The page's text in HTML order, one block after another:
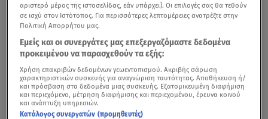
αριστερό μέρος της ιστοσελίδας, εάν υπάρχει]. Οι επιλογές σας θα τεθούν
σε ισχύ στον Ιστότοπος. Για περισσότερες λεπτομέρειες ανατρέξτε στην
Πολιτική Απορρήτου μας.
Εμείς και οι συνεργάτες μας επεξεργαζόμαστε δεδομένα
προκειμένου να παρασχεθούν τα εξής:
Χρήση επακριβών δεδομένων γεωεντοπισμού. Ακριβής σάρωση
χαρακτηριστικών συσκευής για αναγνώριση ταυτότητας. Αποθήκευση ή/
και πρόσβαση στα δεδομένα μιας συσκευής. Εξατομικευμένη διαφήμιση
και περιεχόμενο, μέτρηση διαφήμισης και περιεχομένου, έρευνα κοινού
και ανάπτυξη υπηρεσιών.
Κατάλογος συνεργατών (προμηθευτές)